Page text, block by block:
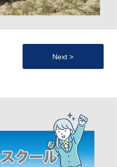
Next >